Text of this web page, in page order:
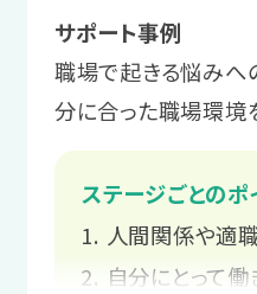
します。
サポート例
環境や仕事内容
ます。
向いている仕事や
めに、自己分析をし
サポート例
あなたの得意な
や、職場で強み
を一緒に整理し
サポート事例
職場で起きる悩みへ
分に合った職場環境
ステージごとのポ
人間関係や適
自分にとって